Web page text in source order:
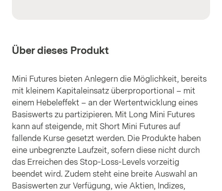
Über dieses Produkt
Mini Futures bieten Anlegern die Möglichkeit, bereits
mit kleinem Kapitaleinsatz überproportional – mit
einem Hebeleffekt – an der Wertentwicklung eines
Basiswerts zu partizipieren. Mit Long Mini Futures
kann auf steigende, mit Short Mini Futures auf
fallende Kurse gesetzt werden. Die Produkte haben
eine unbegrenzte Laufzeit, sofern diese nicht durch
das Erreichen des Stop-Loss-Levels vorzeitig
beendet wird. Zudem steht eine breite Auswahl an
Basiswerten zur Verfügung, wie Aktien, Indizes,